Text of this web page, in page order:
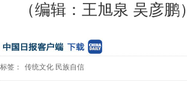
（编辑：王旭泉 吴彦鹏）
标签： 传统文化 民族自信